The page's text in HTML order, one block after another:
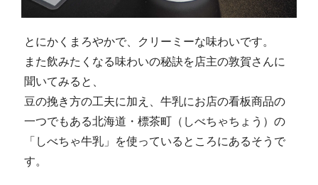
とにかくまろやかで、クリーミーな味わいです。
また飲みたくなる味わいの秘訣を店主の敦賀さんに
聞いてみると、
豆の挽き方の工夫に加え、牛乳にお店の看板商品の
一つでもある北海道・標茶町（しべちゃちょう）の
「しべちゃ牛乳」を使っているところにあるそうで
す。